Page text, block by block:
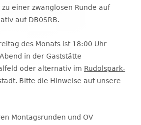
einer zwanglosen Runde auf
auf DB0SRB.
des Monats ist 18:00 Uhr
in der Gaststätte
oder alternativ im Rudolspark-
Bitte die Hinweise auf unsere
Montagsrunden und OV